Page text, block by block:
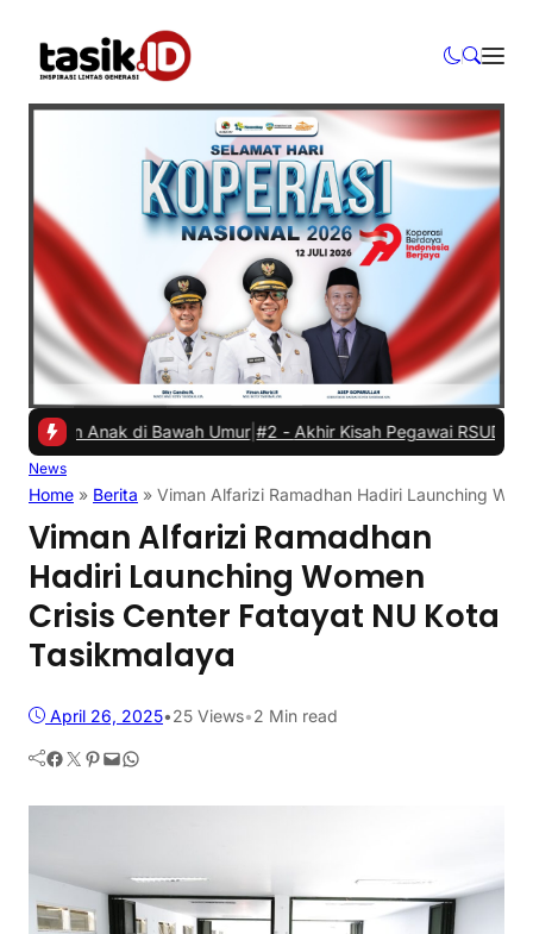
Anak di Bawah Umur|#2 -Akhir Kisah Pegawai RSUD yang Viral
News
Home » Berita » Viman Alfarizi Ramadhan Hadiri Launching
Viman Alfarizi Ramadhan
Hadiri Launching Women
Crisis Center Fatayat NU Kota
Tasikmalaya
April 26, 2025•25 Views•2 Min read
Facebook Twitter Pinterest Mail WhatsApp